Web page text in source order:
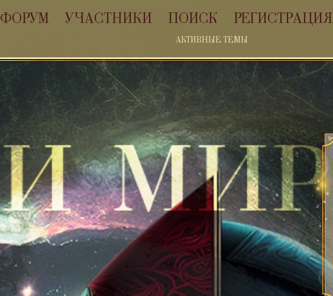
ФОРУМ УЧАСТНИКИ ПОИСК РЕГИСТРАЦИЯ
АКТИВНЫЕ ТЕМЫ